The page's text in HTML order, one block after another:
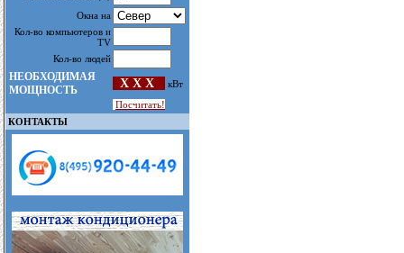
Окна на
Кол-во компьютеров и
TV
Кол-во людей
НЕОБХОДИМАЯ
МОЩНОСТЬ
X X X
кВт
Посчитать!
КОНТАКТЫ